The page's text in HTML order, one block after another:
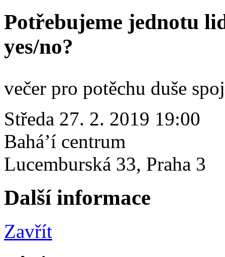
Potřebujeme jednotu
yes/no?
večer pro potěchu duše
Středa 27. 2. 2019 19:00
Bahá’í centrum
Lucemburská 33, Praha 3
Další informace
Zavřít